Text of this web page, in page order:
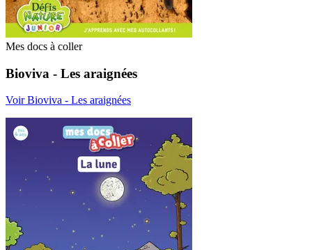
Mes docs à coller
Bioviva - Les araignées
Voir Bioviva - Les araignées